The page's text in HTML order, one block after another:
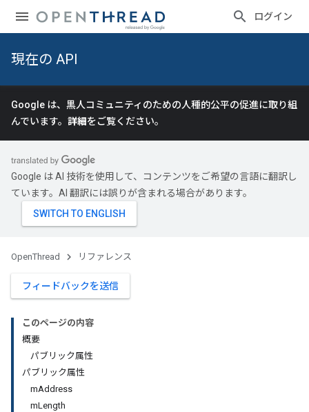
ログイン
現在の API
Google は、黒人コミュニティのための人種的公平の促進に取り組
んでいます。 詳細をご覧ください。
Google は AI 技術を使用して、コンテンツをご希望の言語に翻訳し
ています。AI 翻訳には誤りが含まれる場合があります。
OpenThread リファレンス
フィードバックを送信
このページの内容
概要
パブリック属性
パブリック属性
mAddress
mLength